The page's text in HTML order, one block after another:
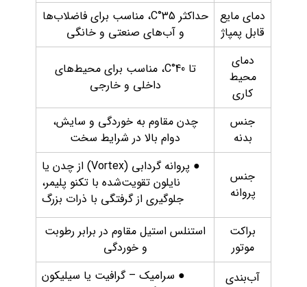
دمای مایع
قابل پمپاژ
حداکثر 35°C، مناسب برای فاضلاب‌ها
و آب‌های صنعتی و خانگی
دمای
محیط
کاری
تا 40°C، مناسب برای محیط‌های
داخلی و خارجی
جنس
بدنه
چدن مقاوم به خوردگی و سایش،
دوام بالا در شرایط سخت
جنس
پروانه
● پروانه گردابی (Vortex) از چدن یا
نایلون تقویت‌شده با تکنو پلیمر،
جلوگیری از گرفتگی با ذرات بزرگ
براکت
موتور
استنلس استیل مقاوم در برابر رطوبت
و خوردگی
آب‌بندی
● سرامیک – گرافیت یا سیلیکون